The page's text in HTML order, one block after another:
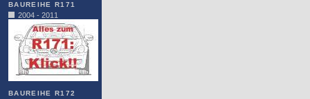
BAUREIHE R171
2004 - 2011
BAUREIHE R172